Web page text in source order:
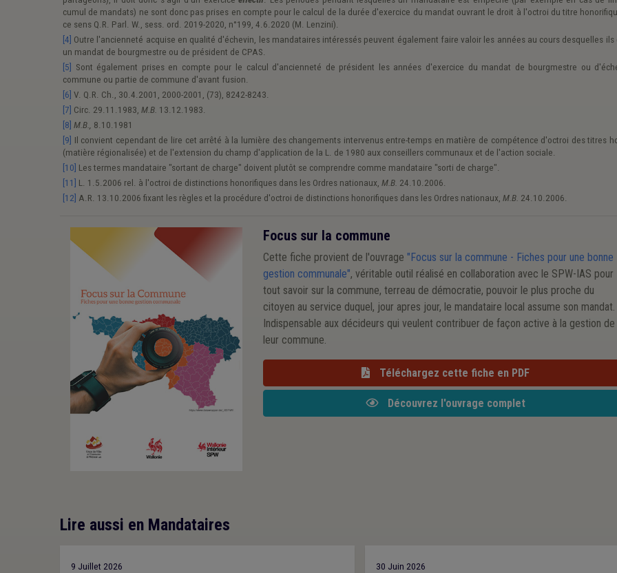
cumul de mandats) ne sont donc pas prises en compte pour le calcul de la durée d'exercice du mandat ouvrant le droit à l'octroi du titre
ce sens Q.R. Parl. W., sess. ord. 2019-2020, n°199, 4.6.2020 (M. Lenzini).
[4] Outre l'ancienneté acquise en qualité d'échevin, les mandataires intéressés peuvent également faire valoir les années au cours desquelles ils
un mandat de bourgmestre ou de président de CPAS.
[5]
Sont également prises en compte pour le calcul d'ancienneté de président les années d'exercice du mandat de bourgmestre ou
commune ou partie de commune d'avant fusion.
[6] V. Q.R. Ch., 30.4.2001, 2000-2001, (73), 8242-8243.
[7] Circ. 29.11.1983, M.B. 13.12.1983.
[8] M.B., 8.10.1981
[9] Il convient cependant de lire cet arrêté à la lumière des changements intervenus entre-temps en matière de compétence d'octroi des titres
(matière régionalisée) et de l'extension du champ d'application de la L. de 1980 aux conseillers communaux et de l'action sociale.
[10] Les termes mandataire "sortant de charge" doivent plutôt se comprendre comme mandataire "sorti de charge".
[11]
L. 1.5.2006 rel. à l'octroi de distinctions honorifiques dans les Ordres nationaux, M.B. 24.10.2006.
[12] A.R. 13.10.2006 fixant les règles et la procédure d'octroi de distinctions honorifiques dans les Ordres nationaux, M.B. 24.10.2006.
Focus sur la commune
Cette fiche provient de l'ouvrage "Focus sur la commune - Fiches pour une bonne
gestion communale", véritable outil réalisé en collaboration avec le SPW-IAS pour
tout savoir sur la commune, terreau de démocratie, pouvoir le plus proche du
citoyen au service duquel, jour apres jour, le mandataire local assume son mandat.
Indispensable aux décideurs qui veulent contribuer de façon active à la gestion de
leur commune.
Téléchargez cette fiche en PDF
Découvrez l'ouvrage complet
Lire aussi en Mandataires
9 Juillet 2026 30 Juin 2026